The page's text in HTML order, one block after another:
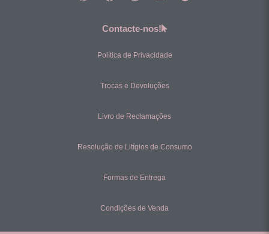
Contacte-nos!
Política de Privacidade
Trocas e Devoluções
Livro de Reclamações
Resolução de Litígios de Consumo
Formas de Entrega
Condições de Venda